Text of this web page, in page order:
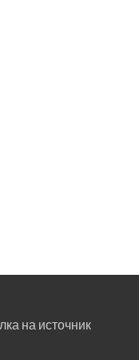
на источник